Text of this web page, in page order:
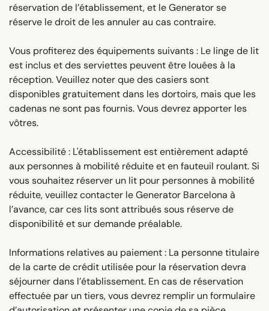
réservation de l’établissement, et le Generator se
réserve le droit de les annuler au cas contraire.
Vous profiterez des équipements suivants : Le linge de lit
est inclus et des serviettes peuvent être louées à la
réception. Veuillez noter que des casiers sont
disponibles gratuitement dans les dortoirs, mais que les
cadenas ne sont pas fournis. Vous devrez apporter les
vôtres.
Accessibilité : L'établissement est entièrement adapté
aux personnes à mobilité réduite et en fauteuil roulant. Si
vous souhaitez réserver un lit pour personnes à mobilité
réduite, veuillez contacter le Generator Barcelona à
l’avance, car ces lits sont attribués sous réserve de
disponibilité et sur demande préalable.
Informations relatives au paiement : La personne titulaire
de la carte de crédit utilisée pour la réservation devra
séjourner dans l’établissement. En cas de réservation
effectuée par un tiers, vous devrez remplir un formulaire